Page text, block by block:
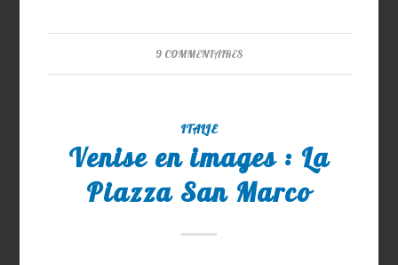
9 COMMENTAIRES
ITALIE
Venise en images : La
Piazza San Marco